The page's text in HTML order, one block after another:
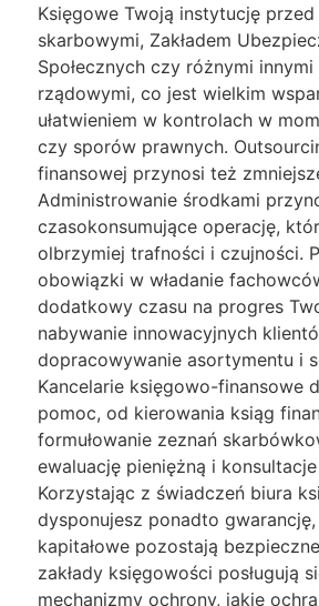
Księgowe Twoją instytucję
skarbowymi, Zakładem
Społecznych czy różnymi innymi
rządowymi, co jest wielkim
ułatwieniem w kontrolach w
czy sporów prawnych.
finansowej przynosi też
Administrowanie środkami
czasokonsumujące operację,
olbrzymiej trafności i czujności.
obowiązki w władanie
dodatkowy czasu na progres
nabywanie innowacyjnych
dopracowywanie asortymentu i
Kancelarie księgowo-finansowe
pomoc, od kierowania ksiąg
formułowanie zeznań
ewaluację pieniężną i
Korzystając z świadczeń biura
dysponujesz ponadto gwarancję,
kapitałowe pozostają
zakłady księgowości posługują
mechanizmy ochrony, jakie